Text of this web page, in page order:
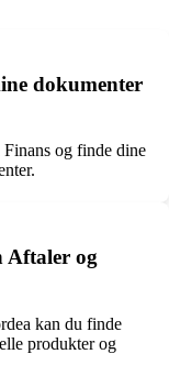
dokumenter
og finde dine
Aftaler og
kan du finde
produkter og